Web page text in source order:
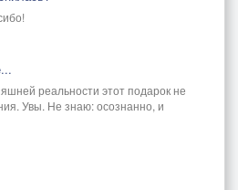
реальности этот подарок не
Увы. Не знаю: осознанно, и